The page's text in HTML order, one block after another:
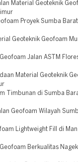
Material Geoteknik
Proyek Sumba
Geoteknik Geofoam
Jalan ASTM
Material Geoteknik
Timbunan di Sumba
Geofoam Wilayah
Lightweight Fill di
Berkualitas